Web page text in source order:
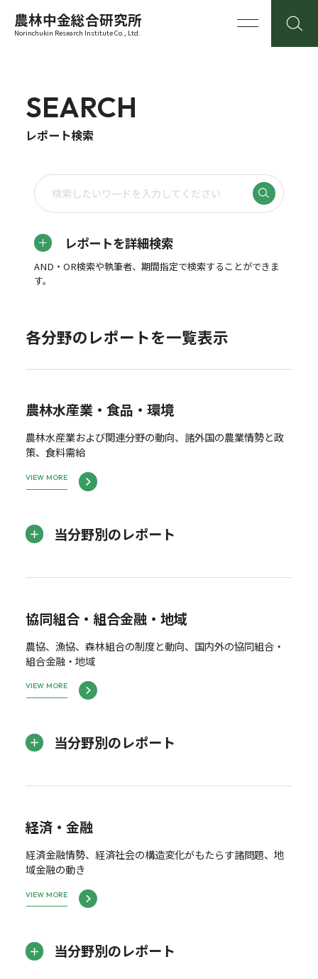
農林中金総合研究所
Norinchukin Research Institute Co., Ltd.
SEARCH
レポート検索
レポートを詳細検索
AND・OR検索や執筆者、期間指定で検索することができま
す。
各分野のレポートを一覧表示
農林水産業・食品・環境
農林水産業および関連分野の動向、諸外国の農業情勢と政
策、食料需給
VIEW MORE
当分野別のレポート
協同組合・組合金融・地域
農協、漁協、森林組合の制度と動向、国内外の協同組合・
組合金融・地域
VIEW MORE
当分野別のレポート
経済・金融
経済金融情勢、経済社会の構造変化がもたらす諸問題、地
域金融の動き
VIEW MORE
当分野別のレポート